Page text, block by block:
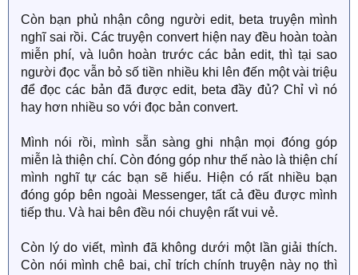
Về việc bác PR thì bác nói như trên. Nhưng mục đích
của bác khi viết truyện là gì ạ?
Là bác muốn thảo mãn nhu cầu bản thân tiếc nuối thì
đâu cần tất cả đều biết bác đang viết fanfic trong khi
người bình thường người ta PR là để kiếm lợi nhuận,
Mà cho dù bác PR thì có ai cấm bác đâu chỉ là bác PR
không rõ ràng và trong những bài viết KO LIÊN QUAN
đến truyện "Chọc tức vợ yêu - mua một tặng một"
Việc này gây phản cảm với các fan nhà khác và gây
thể nói là spam ạ.
Còn bạn phủ nhận công người edit, beta truyện mình
nghĩ sai rồi. Các truyện convert hiện nay đều hoàn toàn
miễn phí, và luôn hoàn trước các bản edit, thì tại sao
người đọc vẫn bỏ số tiền nhiều khi lên đến một vài triệu
để đọc các bản đã được edit, beta đầy đủ? Chỉ vì nó
hay hơn nhiều so với đọc bản convert.
Mình nói rồi, mình sẵn sàng ghi nhận mọi đóng góp
miễn là thiện chí. Còn đóng góp như thế nào là thiện chí
mình nghĩ tự các bạn sẽ hiểu. Hiện có rất nhiều bạn
đóng góp bên ngoài Messenger, tất cả đều được mình
tiếp thu. Và hai bên đều nói chuyện rất vui vẻ.
Còn lý do viết, mình đã không dưới một lần giải thích.
Còn nói mình chê bai, chỉ trích chính truyện này nọ thì